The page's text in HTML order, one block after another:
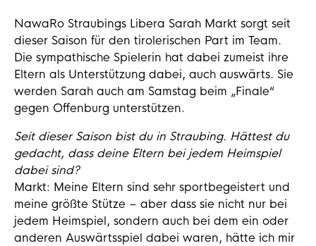
NawaRo Straubings Libera Sarah Markt sorgt seit
dieser Saison für den tirolerischen Part im Team.
Die sympathische Spielerin hat dabei zumeist ihre
Eltern als Unterstützung dabei, auch auswärts. Sie
werden Sarah auch am Samstag beim „Finale“
gegen Offenburg unterstützen.
Seit dieser Saison bist du in Straubing. Hättest du
gedacht, dass deine Eltern bei jedem Heimspiel
dabei sind?
Markt: Meine Eltern sind sehr sportbegeistert und
meine größte Stütze – aber dass sie nicht nur bei
jedem Heimspiel, sondern auch bei dem ein oder
anderen Auswärtsspiel dabei waren, hätte ich mir